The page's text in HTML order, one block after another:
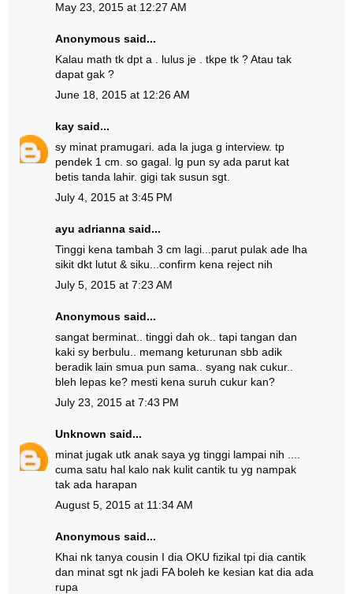
May 23, 2015 at 12:27 AM
Anonymous said...
Kalau math tk dpt a . lulus je . tkpe tk ? Atau tak
dapat gak ?
June 18, 2015 at 12:26 AM
kay said...
sy minat pramugari. ada la juga g interview. tp
pendek 1 cm. so gagal. lg pun sy ada parut kat
betis tanda lahir. gigi tak susun sgt.
July 4, 2015 at 3:45 PM
ayu adrianna said...
Tinggi kena tambah 3 cm lagi...parut pulak ade lha
sikit dkt lutut & siku...confirm kena reject nih
July 5, 2015 at 7:23 AM
Anonymous said...
sangat berminat.. tinggi dah ok.. tapi tangan dan
kaki sy berbulu.. memang keturunan sbb adik
beradik lain smua pun sama.. syang nak cukur..
bleh lepas ke? mesti kena suruh cukur kan?
July 23, 2015 at 7:43 PM
Unknown said...
minat jugak utk anak saya yg tinggi lampai nih ....
cuma satu hal kalo nak kulit cantik tu yg nampak
tak ada harapan
August 5, 2015 at 11:34 AM
Anonymous said...
Khai nk tanya cousin I dia OKU fizikal tpi dia cantik
dan minat sgt nk jadi FA boleh ke kesian kat dia ada
rupa